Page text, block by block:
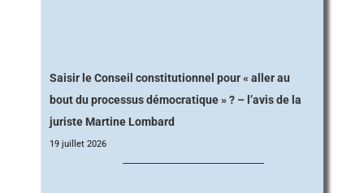
Saisir le Conseil constitutionnel pour « aller au
bout du processus démocratique » ? – l’avis de la
juriste Martine Lombard
19 juillet 2026